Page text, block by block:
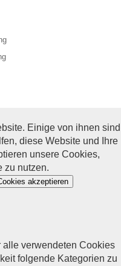
Einige von ihnen sind
diese Website und Ihre
unsere Cookies,
zu nutzen.
akzeptieren
verwendeten Cookies
folgende Kategorien zu